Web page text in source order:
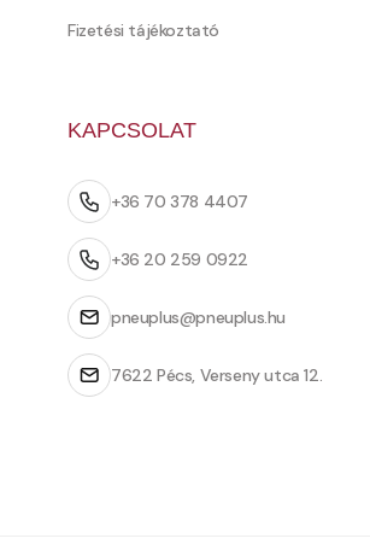
Fizetési tájékoztató
KAPCSOLAT
+36 70 378 4407
+36 20 259 0922
pneuplus@pneuplus.hu
7622 Pécs, Verseny utca 12.